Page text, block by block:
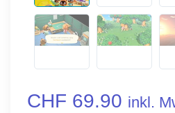
CHF 69.90 inkl.